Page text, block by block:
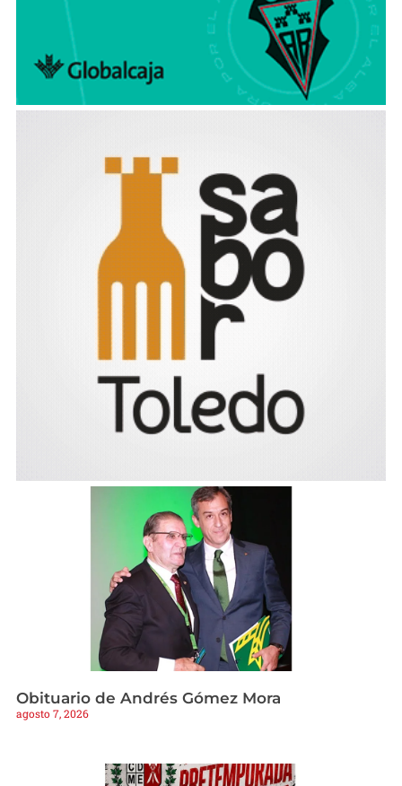
Obituario de Andrés Gómez Mora
agosto 7, 2026